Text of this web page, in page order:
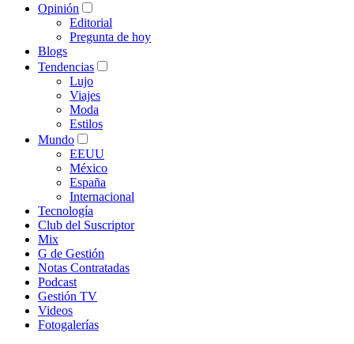
Opinión
Editorial
Pregunta de hoy
Blogs
Tendencias
Lujo
Viajes
Moda
Estilos
Mundo
EEUU
México
España
Internacional
Tecnología
Club del Suscriptor
Mix
G de Gestión
Notas Contratadas
Podcast
Gestión TV
Videos
Fotogalerías